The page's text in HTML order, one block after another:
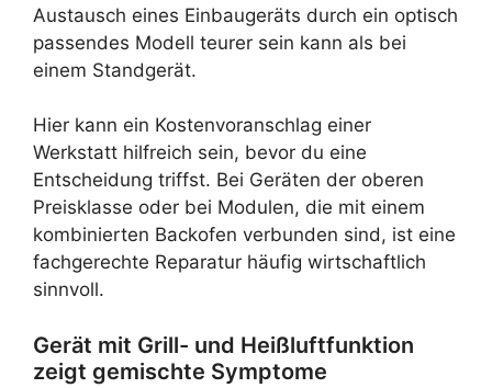
Austausch eines Einbaugeräts durch ein optisch
passendes Modell teurer sein kann als bei
einem Standgerät.
Hier kann ein Kostenvoranschlag einer
Werkstatt hilfreich sein, bevor du eine
Entscheidung triffst. Bei Geräten der oberen
Preisklasse oder bei Modulen, die mit einem
kombinierten Backofen verbunden sind, ist eine
fachgerechte Reparatur häufig wirtschaftlich
sinnvoll.
Gerät mit Grill- und Heißluftfunktion
zeigt gemischte Symptome